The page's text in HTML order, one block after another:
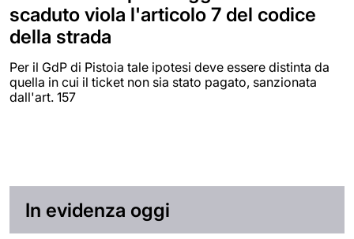
scaduto viola l'articolo 7 del codice
della strada
Per il GdP di Pistoia tale ipotesi deve essere distinta da
quella in cui il ticket non sia stato pagato, sanzionata
dall'art. 157
In evidenza oggi